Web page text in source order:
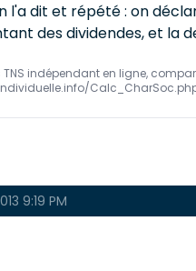
l'a dit et répété : on
des dividendes, et la
indépendant en ligne,
9:19 PM